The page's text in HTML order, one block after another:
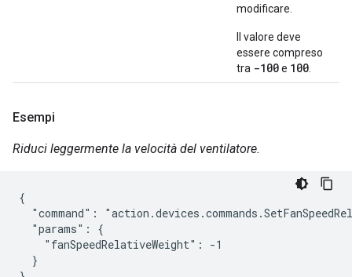
modificare.
Il valore deve
essere compreso
tra -100e 100
Esempi
Riduci leggermente la velocità del ventilatore.
{
"command":
  "params": {
    "fanSpeedRelativeWeight": -1
  }